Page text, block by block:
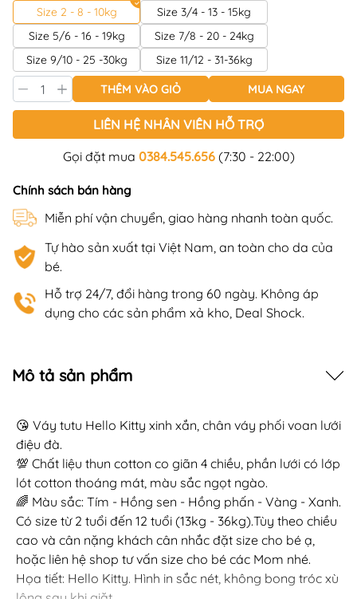
Size 2 - 8 - 10kg
Size 3/4 - 13 - 15kg
Size 5/6 - 16 - 19kg
Size 7/8 - 20 - 24kg
Size 9/10 - 25 -30kg
Size 11/12 - 31-36kg
THÊM VÀO GIỎ MUA NGAY
LIÊN HỆ NHÂN VIÊN HỖ TRỢ
Gọi đặt mua 0384.545.656(7:30 - 22:00)
Chính sách bán hàng
Miễn phí vận chuyển, giao hàng nhanh toàn quốc.
Tự hào sản xuất tại Việt Nam, an toàn cho da của
bé.
Hỗ trợ 24/7, đổi hàng trong 60 ngày. Không áp
dụng cho các sản phẩm xả kho, Deal Shock.
Mô tả sản phẩm
😘 Váy tutu Hello Kitty xinh xắn, chân váy phối voan lưới
điệu đà.
💯 Chất liệu thun cotton co giãn 4 chiều, phần lưới có lớp
lót cotton thoáng mát, màu sắc ngọt ngào.
🌈 Màu sắc: Tím - Hồng sen - Hồng phấn - Vàng - Xanh.
Có size từ 2 tuổi đến 12 tuổi (13kg - 36kg).Tùy theo chiều
cao và cân nặng khách cân nhắc đặt size cho bé ạ,
hoặc liên hệ shop tư vấn size cho bé các Mom nhé.
Họa tiết: Hello Kitty. Hình in sắc nét, không bong tróc xù